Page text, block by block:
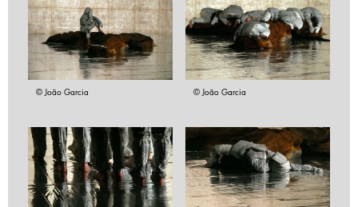
© João Garcia © João Garcia